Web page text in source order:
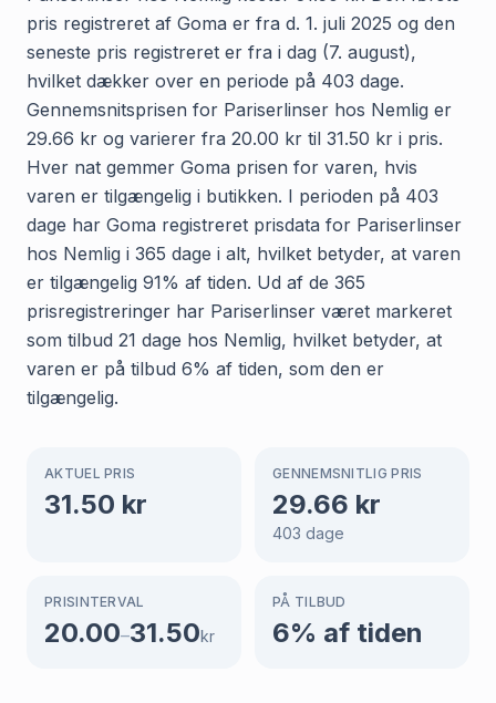
pris registreret af Goma er fra d. 1. juli 2025 og den
seneste pris registreret er fra i dag (7. august),
hvilket dækker over en periode på 403 dage.
Gennemsnitsprisen for Pariserlinser hos Nemlig er
29.66 kr og varierer fra 20.00 kr til 31.50 kr i pris.
Hver nat gemmer Goma prisen for varen, hvis
varen er tilgængelig i butikken. I perioden på 403
dage har Goma registreret prisdata for Pariserlinser
hos Nemlig i 365 dage i alt, hvilket betyder, at varen
er tilgængelig 91% af tiden. Ud af de 365
prisregistreringer har Pariserlinser været markeret
som tilbud 21 dage hos Nemlig, hvilket betyder, at
varen er på tilbud 6% af tiden, som den er
tilgængelig.
AKTUEL PRIS
31.50 kr
GENNEMSNITLIG PRIS
29.66 kr
403 dage
PRISINTERVAL
20.00–31.50kr
PÅ TILBUD
6% af tiden